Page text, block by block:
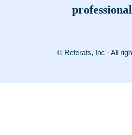
© Referats, Inc · All